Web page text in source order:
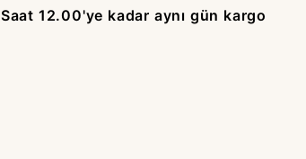
Saat 12.00'ye kadar aynı gün kargo